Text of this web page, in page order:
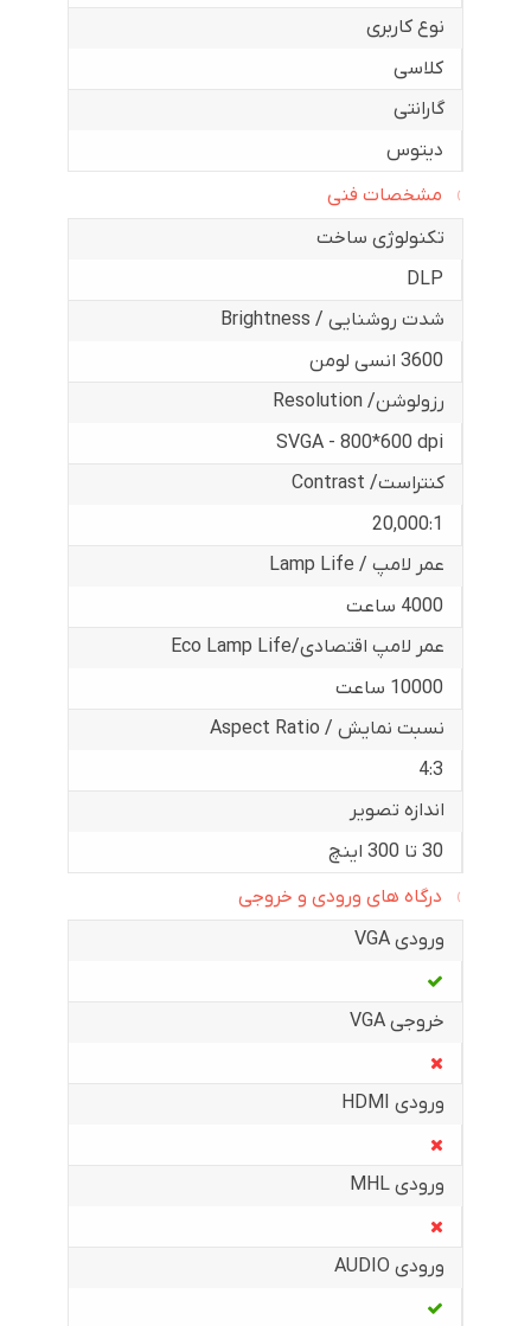
نوع کاربری
کلاسی
گارانتی
دیتوس
مشخصات فنی
تکنولوژی ساخت
DLP
شدت روشنایی / Brightness
3600 انسی لومن
رزولوشن/ Resolution
SVGA - 800*600 dpi
کنتراست/ Contrast
20,000:1
عمر لامپ / Lamp Life
4000 ساعت
عمر لامپ اقتصادی/Eco Lamp Life
10000 ساعت
نسبت نمایش / Aspect Ratio
4:3
اندازه تصویر
30 تا 300 اینچ
درگاه های ورودی و خروجی
ورودی VGA
خروجی VGA
ورودی HDMI
ورودی MHL
ورودی AUDIO